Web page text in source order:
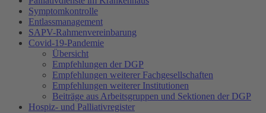
Symptomkontrolle
Entlassmanagement
SAPV-Rahmenvereinbarung
Covid-19-Pandemie
Übersicht
Empfehlungen der DGP
Empfehlungen weiterer Fachgesellschaften
Empfehlungen weiterer Institutionen
Beiträge aus Arbeitsgruppen und Sektionen der DGP
Hospiz- und Palliativregister